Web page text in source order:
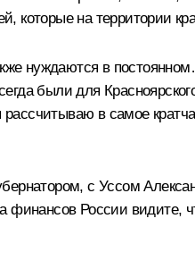
которые на территории
нуждаются в
были для
в самое
с Уссом
финансов России видите,